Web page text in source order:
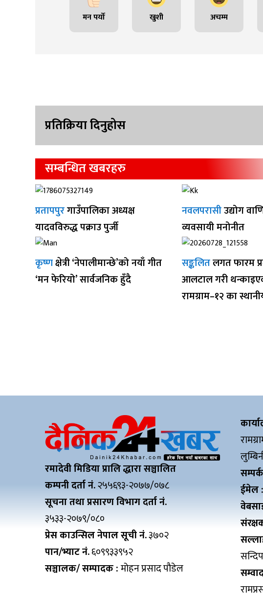
मन पर्यो खुशी अचम्म
प्रतिक्रिया दिनुहोस
सम्बन्धित खबरहरु
प्रतापपुरगाउँपालिका अध्यक्ष
यादवविरुद्ध पक्राउ पुर्जी
नवलपरासीउद्योग
व्यवसायी मनोनीत
कृष्णक्षेत्री ‘नेपालीमान्छे’को नयाँ गीत
‘मन फेरियो’ सार्वजनिक हुँदै
सङ्कलितलगत फारम
आलटाल गरी
रामग्राम–१२ का
रमादेवी मिडिया प्रालि द्धारा सञ्चालित
कम्पनी दर्ता नं.२५५६९३-२०७७/०७८
सूचना तथा प्रसारण विभाग दर्ता नं.
३५३३-२०७९/०८०
प्रेस काउन्सिल नेपाल सूची नं.३७०२
पान/भ्याट नं.६०९९३३९५२
सञ्चालक/ सम्पादक :मोहन प्रसाद पौडेल
ईमेल :